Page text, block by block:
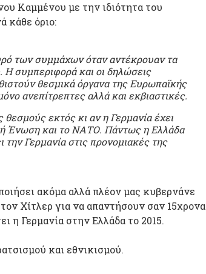
Καμμένου με την ιδιότητα του
κάθε όριο:
των συμμάχων όταν αντέκρουαν τα
Η συμπεριφορά και οι δηλώσεις
θεσμικά όργανα της Ευρωπαϊκής
ανεπίτρεπτες αλλά και εκβιαστικές.
εκτός κι αν η Γερμανία έχει
Ένωση και το ΝΑΤΟ. Πάντως η Ελλάδα
την Γερμανία στις προνομιακές της
ακόμα αλλά πλέον μας κυβερνάνε
Χίτλερ για να απαντήσουν σαν 15χρονα
η Γερμανία στην Ελλάδα το 2015.
και εθνικισμού.